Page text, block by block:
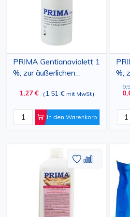
Hygieneanforderungen empfohlen,
Gastronomie, der
wo strenge Hygieneregeln gelten.
PRIMA Gentianaviolett 1
%, zur äußerlichen
Anwendung, 25 g
1,27 € ( 1,51 € mit MwSt)
In den Warenkorb
%,
Zur
Wunschliste
hinzufügen